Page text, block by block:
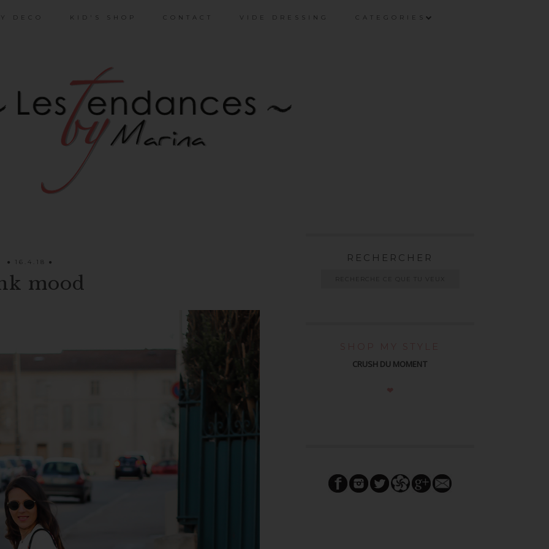
DECO KID'S SHOP CONTACT VIDE DRESSING CATEGORIES
16.4.18
mood
RECHERCHER
CRUSH DU MOMENT